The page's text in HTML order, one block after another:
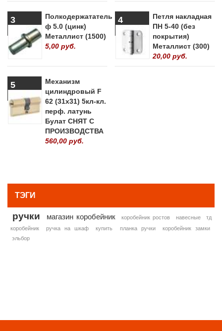
3
Полкодержататель
ф 5.0 (цинк)
Металлист (1500)
5,00 руб.
4
Петля накладная
ПН 5-40 (без
покрытия)
Металлист (300)
20,00 руб.
5
Механизм
цилиндровый F
62 (31х31) 5кл-кл.
перф. латунь
Булат СНЯТ С
ПРОИЗВОДСТВА
560,00 руб.
ТЭГИ
ручки магазин коробейник коробейник ростов навесные
тд
коробейник
ручка на шкаф купить планка ручки
коробейник замки
эльбор